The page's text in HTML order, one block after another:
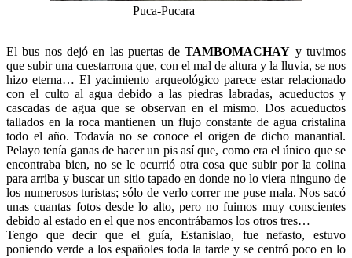
Puca-Pucara
El bus nos dejó en las puertas deTAMBOMACHAY y tuvimos
que subir una cuestarrona que, con el mal de altura y la lluvia, se nos
hizo eterna… El yacimiento arqueológico parece estar relacionado
con el culto al agua debido a las piedras labradas, acueductos y
cascadas de agua que se observan en el mismo. Dos acueductos
tallados en la roca mantienen un flujo constante de agua cristalina
todo el año. Todavía no se conoce el origen de dicho manantial.
Pelayo tenía ganas de hacer un pis así que, como era el único que se
encontraba bien, no se le ocurrió otra cosa que subir por la colina
para arriba y buscar un sitio tapado en donde no lo viera ninguno de
los numerosos turistas; sólo de verlo correr me puse mala. Nos sacó
unas cuantas fotos desde lo alto, pero no fuimos muy conscientes
debido al estado en el que nos encontrábamos los otros tres…
Tengo que decir que el guía, Estanislao, fue nefasto, estuvo
poniendo verde a los españoles toda la tarde y se centró poco en lo